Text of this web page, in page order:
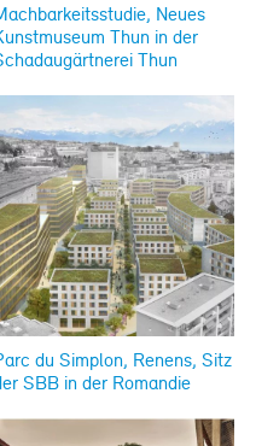
Neues
Thun in der
Thun
du Simplon, Renens, Sitz
SBB in der Romandie